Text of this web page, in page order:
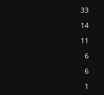
33
14
11
6
6
1